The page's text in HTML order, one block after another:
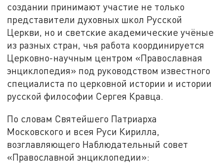
создании принимают участие не только
представители духовных школ Русской
Церкви, но и светские академические учёные
из разных стран, чья работа координируется
Церковно-научным центром «Православная
энциклопедия» под руководством известного
специалиста по церковной истории и истории
русской философии Сергея Кравца.
По словам Святейшего Патриарха
Московского и всея Руси Кирилла,
возглавляющего Наблюдательный совет
«Православной энциклопедии»: